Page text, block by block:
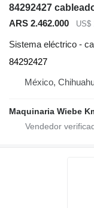
84292427
ARS 2.462.000
US$
Sistema eléctrico -
84292427
México,
Maquinaria Wiebe